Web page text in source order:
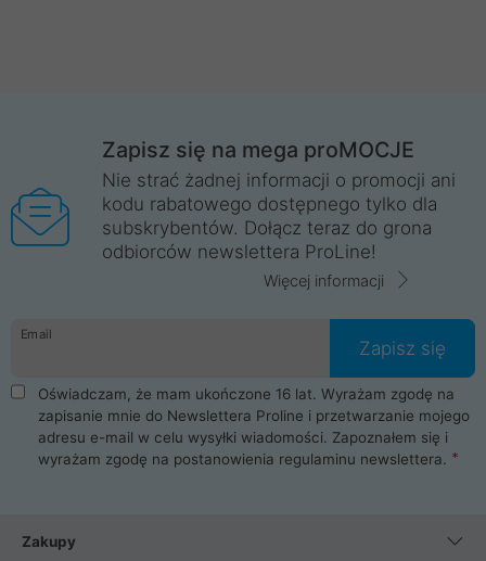
Zapisz się na mega proMOCJE
Nie strać żadnej informacji o promocji ani
kodu rabatowego dostępnego tylko dla
subskrybentów. Dołącz teraz do grona
odbiorców newslettera ProLine!
Więcej informacji
Email
Zapisz się
Oświadczam, że mam ukończone 16 lat. Wyrażam zgodę na
zapisanie mnie do Newslettera Proline i przetwarzanie mojego
adresu e-mail w celu wysyłki wiadomości. Zapoznałem się i
wyrażam zgodę na postanowienia regulaminu newslettera.
Zakupy